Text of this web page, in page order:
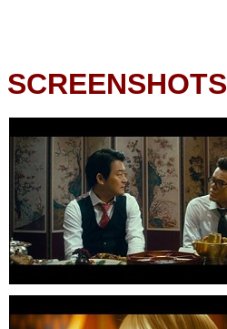
SCREENSHOTS